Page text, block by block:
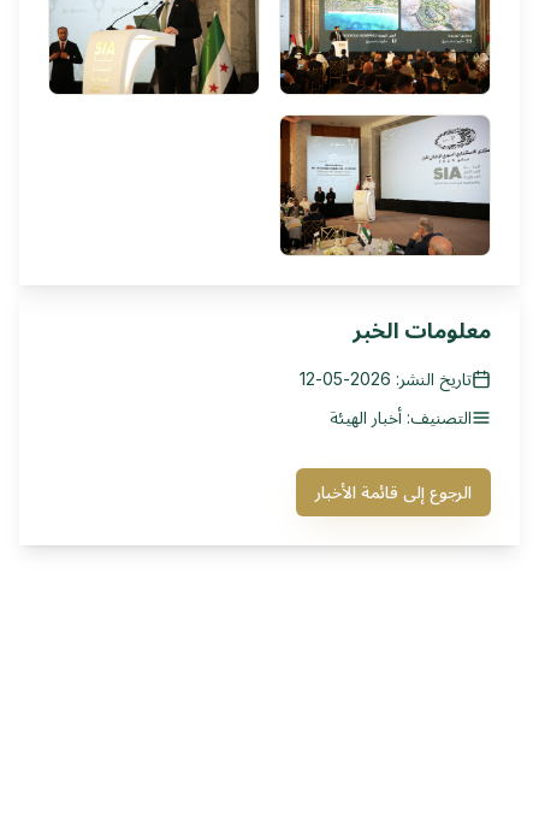
معلومات الخبر
تاريخ النشر: 2026-05-12
التصنيف: أخبار الهيئة
الرجوع إلى قائمة الأخبار